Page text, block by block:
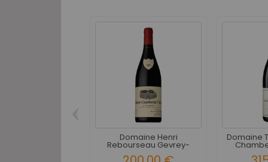
Domaine Henri
Rebourseau Gevrey-
Chambertin...
Domaine